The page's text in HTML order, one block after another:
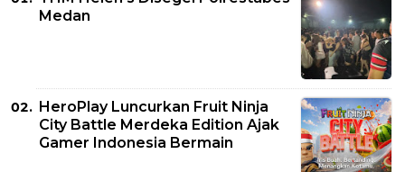
Medan
HeroPlay Luncurkan Fruit Ninja
City Battle Merdeka Edition Ajak
Gamer Indonesia Bermain